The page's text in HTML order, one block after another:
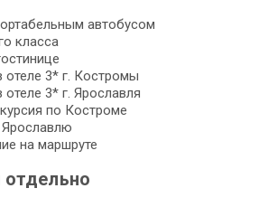
автобусом
класса
отеле 3* г. Костромы
3* г. Ярославля
по Костроме
на маршруте
отдельно